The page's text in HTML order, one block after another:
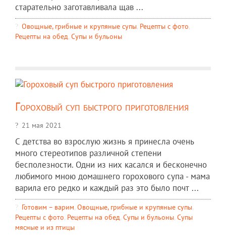
старательно заготавливала щав ...
Овощные, грибные и крупяные супы, Рецепты c фото,
Рецепты на обед, Супы и бульоны
Гороховый суп быстрого приготовления
21 мая 2021
С детства во взрослую жизнь я принесла очень
много стереотипов различной степени
бесполезности. Одни из них касался и бесконечно
любимого мною домашнего горохового супа - мама
варила его редко и каждый раз это было почт ...
Готовим – варим, Овощные, грибные и крупяные супы,
Рецепты c фото, Рецепты на обед, Супы и бульоны, Супы
мясные и из птицы